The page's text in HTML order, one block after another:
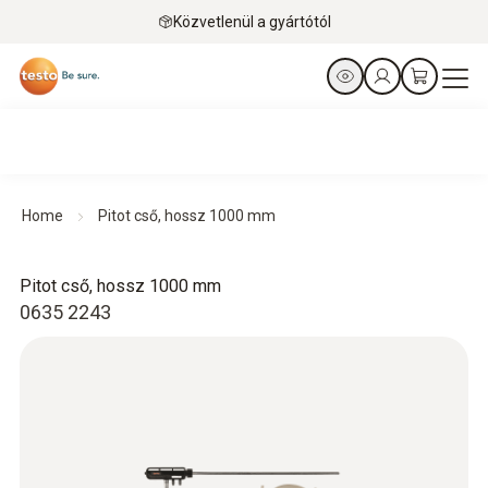
Közvetlenül a gyártótól
Home Pitot cső, hossz 1000 mm
0635 2243
Pitot cső, hossz 1000 mm